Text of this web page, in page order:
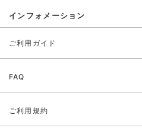
インフォメーション
ご利用ガイド
FAQ
ご利用規約